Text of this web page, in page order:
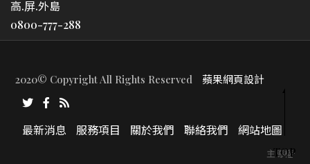
高.屏.外島
0800-777-288
2020© Copyright All Rights Reserved 蘋果網頁設計
最新消息 服務項目 關於我們 聯絡我們 網站地圖
主導權一
TOP